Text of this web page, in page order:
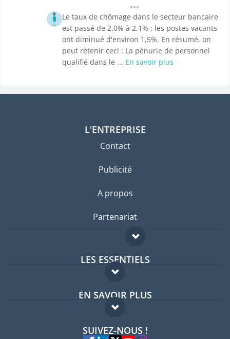
Le taux de chômage dans le secteur bancaire
est passé de 2,0% à 2,1% ; les postes vacants
ont diminué d'environ 1,5%. En résumé, on
peut retenir ceci : La pénurie de personnel
qualifié dans le ... En savoir plus
L'ENTREPRISE
Contact
Publicité
A propos
Partenariat
LES ESSENTIELS
Forum expatriés
Guides pays
EN SAVOIR PLUS
FAQ
Experts
SUIVEZ-NOUS !